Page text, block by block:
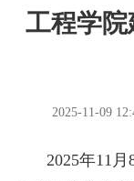
工程学院
2025-11-09
2025年11月8